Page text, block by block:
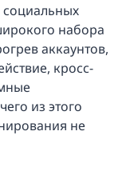
набора
аккаунтов,
кросс-
из этого
не